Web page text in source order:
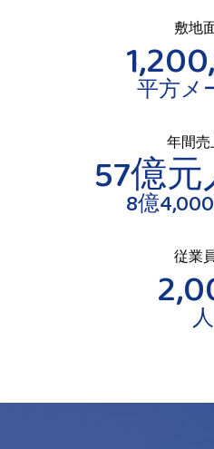
敷地
平方メ
年間
57億
8億
従業
人